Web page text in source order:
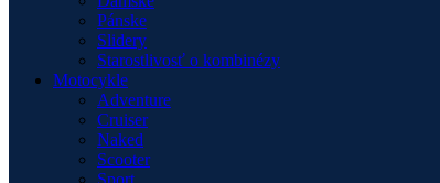
Pánske
Slidery
Starostlivosť o kombinézy
Motocykle
Adventure
Cruiser
Naked
Scooter
Sport